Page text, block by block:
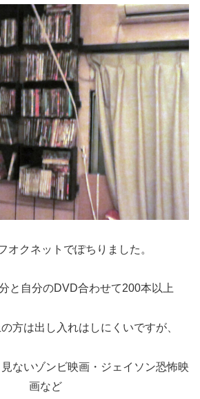
オクネットでぽちりました。
と自分のDVD合わせて200本以上
方は出し入れはしにくいですが、
見ないゾンビ映画・ジェイソン恐怖映
画など